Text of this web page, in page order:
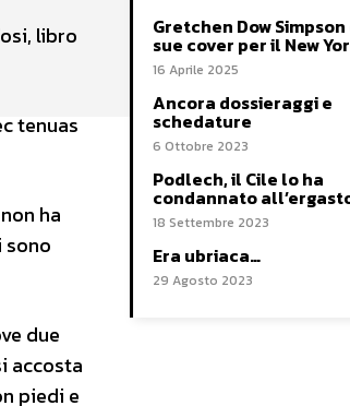
libro
tenuas
ha
sono
due
accosta
piedi e
Gretchen Dow
sue cover per il New
16 Aprile 2025
Ancora dossieraggi e
schedature
6 Ottobre 2023
Podlech, il Cile lo ha
condannato
18 Settembre 2023
Era ubriaca…
29 Agosto 2023